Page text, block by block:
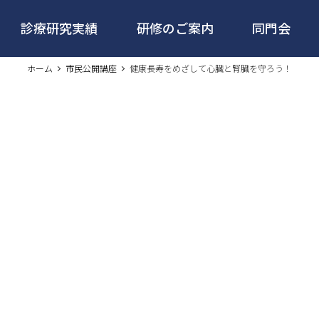
診療研究実績 研修のご案内 同門会
ホーム 市民公開講座 健康長寿をめざして心臓と腎臓を守ろう！